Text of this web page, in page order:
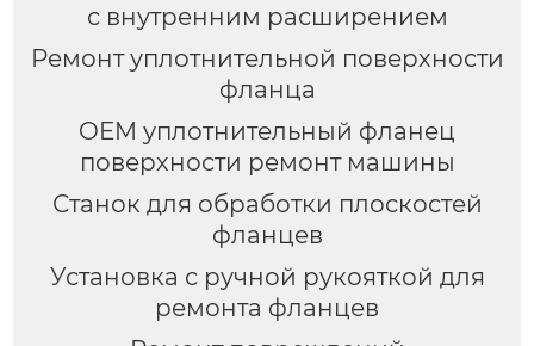
с внутренним расширением
Ремонт уплотнительной поверхности
фланца
OEM уплотнительный фланец
поверхности ремонт машины
Станок для обработки плоскостей
фланцев
Установка с ручной рукояткой для
ремонта фланцев